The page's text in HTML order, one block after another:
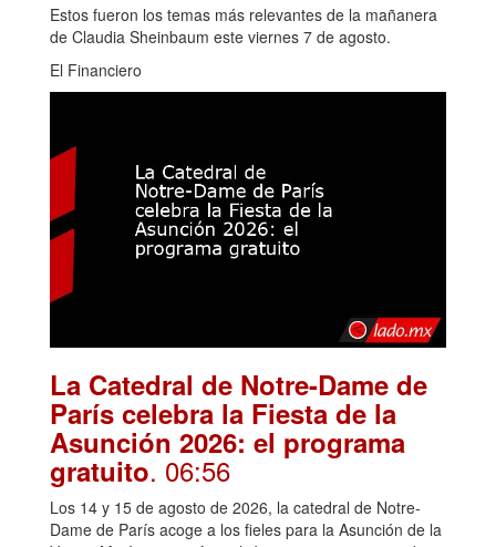
Estos fueron los temas más relevantes de la mañanera
de Claudia Sheinbaum este viernes 7 de agosto.
El Financiero
La Catedral de Notre-Dame de
París celebra la Fiesta de la
Asunción 2026: el programa
gratuito. 06:56
Los 14 y 15 de agosto de 2026, la catedral de Notre-
Dame de París acoge a los fieles para la Asunción de la